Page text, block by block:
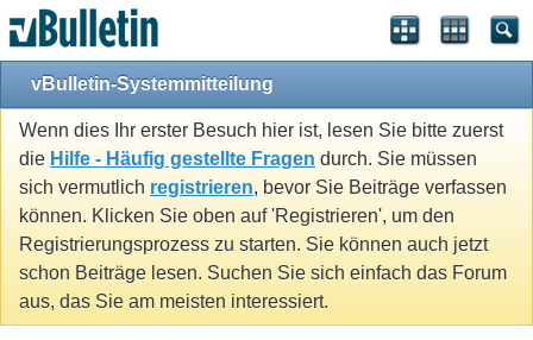
vBulletin-Systemmitteilung
Wenn dies Ihr erster Besuch hier ist, lesen Sie bitte zuerst
die Hilfe - Häufig gestellte Fragen durch. Sie müssen
sich vermutlich registrieren, bevor Sie Beiträge verfassen
können. Klicken Sie oben auf 'Registrieren', um den
Registrierungsprozess zu starten. Sie können auch jetzt
schon Beiträge lesen. Suchen Sie sich einfach das Forum
aus, das Sie am meisten interessiert.